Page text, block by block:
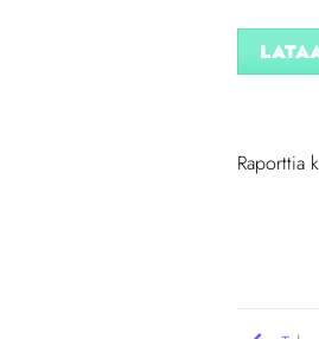
Raporttia